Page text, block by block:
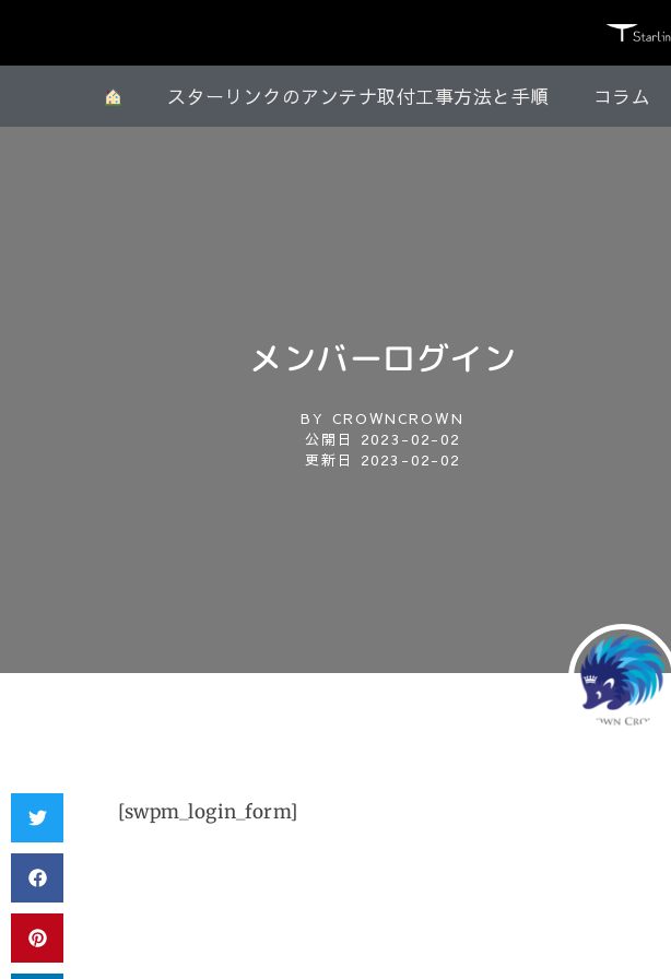
スターリンクのアンテナ取付工事方法と手順 コラム
メンバーログイン
BY CROWNCROWN
公開日
2023-02-02
更新日 2023-02-02
[swpm_login_form]